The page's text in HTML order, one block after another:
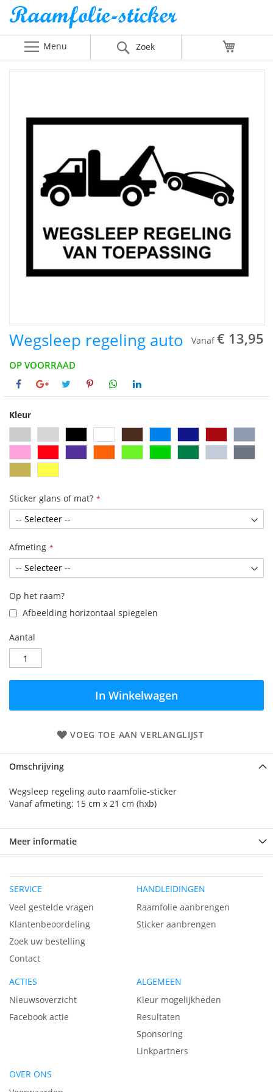
Menu Zoek
Wegsleep regeling auto Vanaf € 13,95
OP VOORRAAD
Kleur
Sticker glans of mat?
Afmeting
Op het raam?
Afbeelding horizontaal spiegelen
Aantal
In Winkelwagen
VOEG TOE AAN VERLANGLIJST
Omschrijving
Wegsleep regeling auto raamfolie-sticker
Vanaf afmeting: 15 cm x 21 cm (hxb)
Meer informatie
SERVICE
Veel gestelde vragen
Klantenbeoordeling
Zoek uw bestelling
Contact
HANDLEIDINGEN
Raamfolie aanbrengen
Sticker aanbrengen
ACTIES
Nieuwsoverzicht
Facebook actie
ALGEMEEN
Kleur mogelijkheden
Resultaten
Sponsoring
Linkpartners
OVER ONS